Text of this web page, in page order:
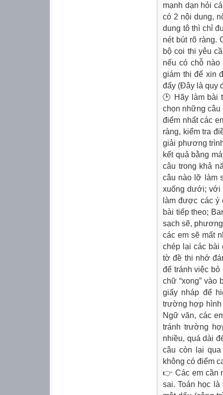
mạnh dạn hỏi
có 2 nội dung,
dung tô thì chỉ
nét bút rõ ràng.
bộ coi thi yêu
nếu có chỗ
giám thị để xin
đấy (Đây là quy
🕑 Hãy làm bài
chọn những
điểm nhất các
ràng, kiểm tra
giải phương
kết quả bằng
câu trong khả
câu nào lỡ làm
xuống dưới; với
làm được các ý
bài tiếp theo;
sạch sẽ,
các em sẽ mất
chép lại các bài
tờ đề thi nhớ
để tránh việc bỏ
chữ “xong” vào
giấy nháp để
trường hợp hình
Ngữ văn, các
tránh trường
nhiều, quá dài
câu còn lại
không có điểm
👉 Các em cần
sai. Toán học